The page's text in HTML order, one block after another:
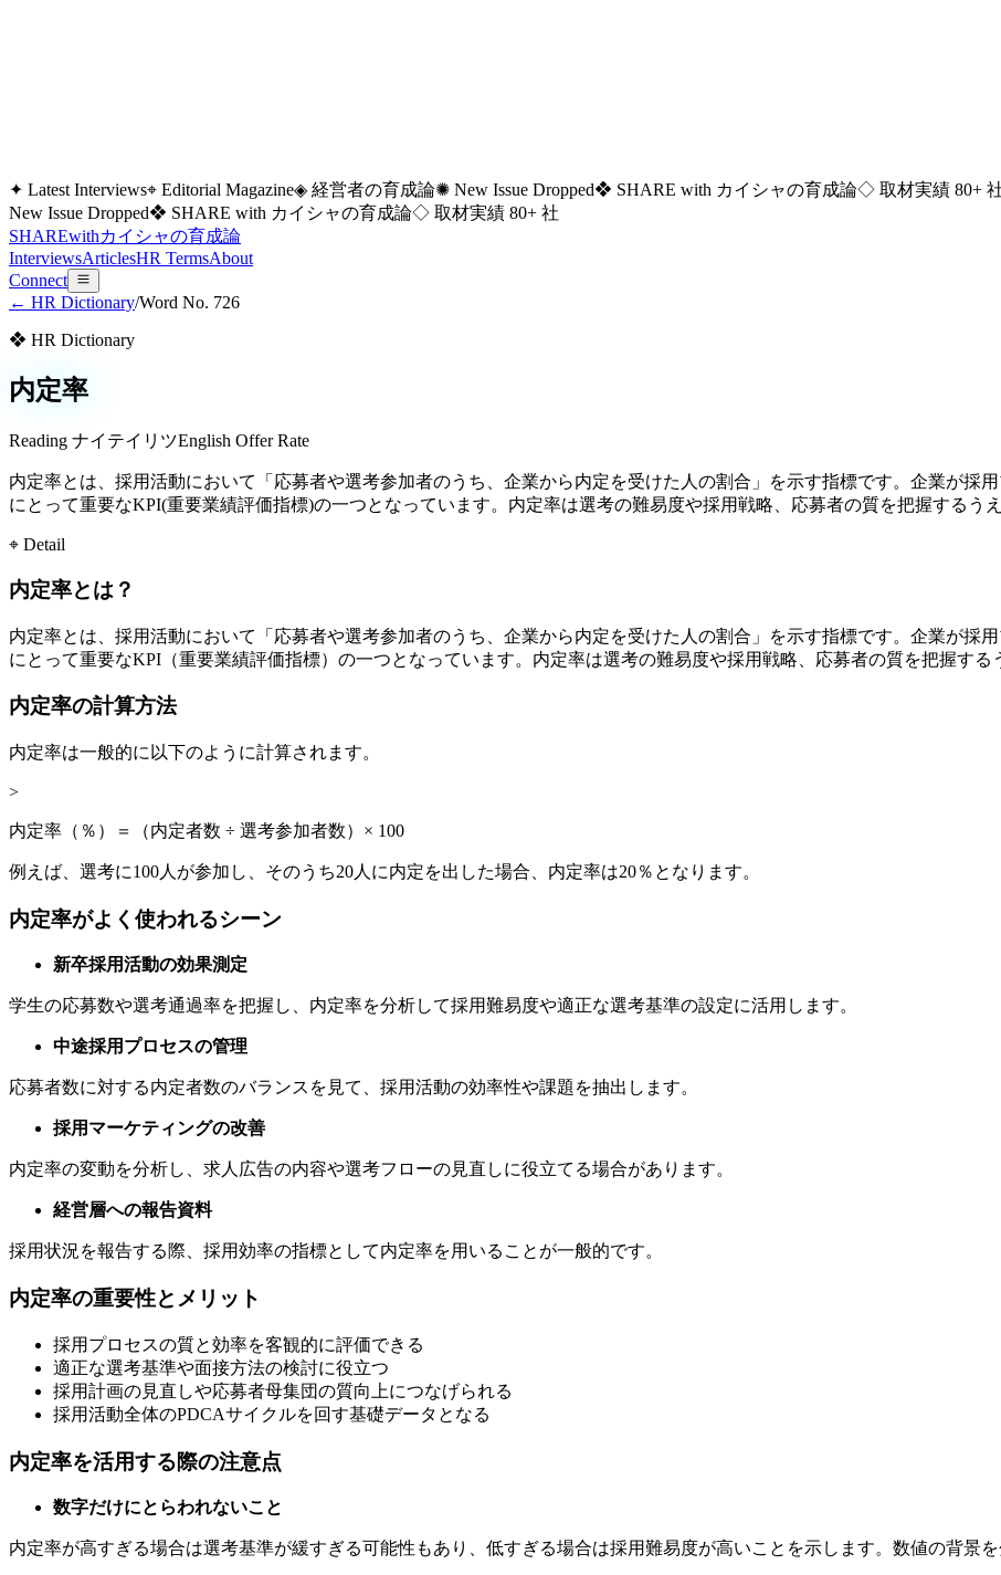
✦ Latest Interviews⌖ Editorial Magazine◈ 経営者の育成論✺ New Issue Dropped❖ SHARE with カイシャの育成論◇ 取材実績 80+
New Issue Dropped❖ SHARE with カイシャの育成論◇ 取材実績 80+ 社
SHAREwithカイシャの育成論
InterviewsArticlesHR TermsAbout
Connect
← HR Dictionary/Word No. 726
❖ HR Dictionary
内定率
Reading ナイテイリツEnglish Offer Rate
内定率とは、採用活動において「応募者や選考参加者のうち、企業から内定を受けた人の割合」を示す指標です。企業が採
にとって重要なKPI(重要業績評価指標)の一つとなっています。内定率は選考の難易度や採用戦略、応募者の質を把握するうえ
⌖ Detail
内定率とは？
内定率とは、採用活動において「応募者や選考参加者のうち、企業から内定を受けた人の割合」を示す指標です。企業が採
にとって重要なKPI（重要業績評価指標）の一つとなっています。内定率は選考の難易度や採用戦略、応募者の質を把握する
内定率の計算方法
内定率は一般的に以下のように計算されます。
>
内定率（％）＝（内定者数 ÷ 選考参加者数）× 100
例えば、選考に100人が参加し、そのうち20人に内定を出した場合、内定率は20％となります。
内定率がよく使われるシーン
新卒採用活動の効果測定
学生の応募数や選考通過率を把握し、内定率を分析して採用難易度や適正な選考基準の設定に活用します。
中途採用プロセスの管理
応募者数に対する内定者数のバランスを見て、採用活動の効率性や課題を抽出します。
採用マーケティングの改善
内定率の変動を分析し、求人広告の内容や選考フローの見直しに役立てる場合があります。
経営層への報告資料
採用状況を報告する際、採用効率の指標として内定率を用いることが一般的です。
内定率の重要性とメリット
採用プロセスの質と効率を客観的に評価できる
適正な選考基準や面接方法の検討に役立つ
採用計画の見直しや応募者母集団の質向上につなげられる
採用活動全体のPDCAサイクルを回す基礎データとなる
内定率を活用する際の注意点
数字だけにとらわれないこと
内定率が高すぎる場合は選考基準が緩すぎる可能性もあり、低すぎる場合は採用難易度が高いことを示します。数値の背景を